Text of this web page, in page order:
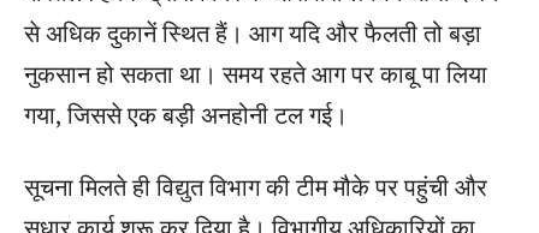
से अधिक दुकानें स्थित हैं। आग यदि और फैलती तो बड़ा
नुकसान हो सकता था। समय रहते आग पर काबू पा लिया
गया, जिससे एक बड़ी अनहोनी टल गई।
सूचना मिलते ही विद्युत विभाग की टीम मौके पर पहुंची और